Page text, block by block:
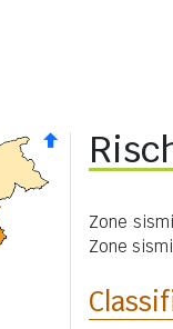
Zone
Zone